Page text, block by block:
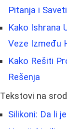
Pitanja i
Kako Ishrana
Veze Između
Kako Rešiti
Rešenja
Tekstovi na
Silikoni: Da li